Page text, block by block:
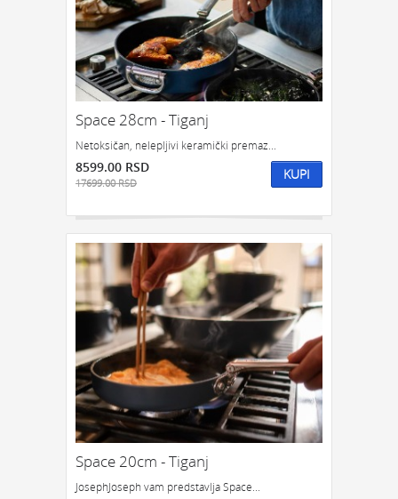
Space 28cm - Tiganj
Netoksičan, nelepljivi keramički premaz...
8599.00 RSD
17699.00 RSD
KUPI
Space 20cm - Tiganj
JosephJoseph vam predstavlja Space...